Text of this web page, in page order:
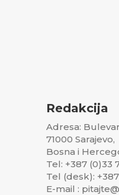
Redakcija
Adresa:
71000 Sarajevo,
Bosna i
Tel: +387 (0)33
Tel (desk):
E-mail :